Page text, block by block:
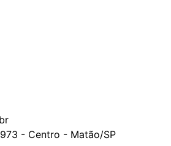
- Centro - Matão/SP